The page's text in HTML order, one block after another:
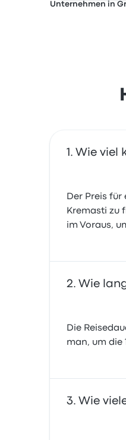
Unternehmen in
Wie viel
Der Preis
Kremasti zu
im Voraus,
Wie
Die
man, um die
Wie